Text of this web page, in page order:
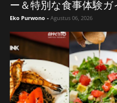
ー＆特別な食事体験ガ
Eko Purwono - Agustus 06, 2026